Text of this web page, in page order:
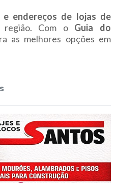
e endereços de lojas de
Com o Guia do
as melhores opções em